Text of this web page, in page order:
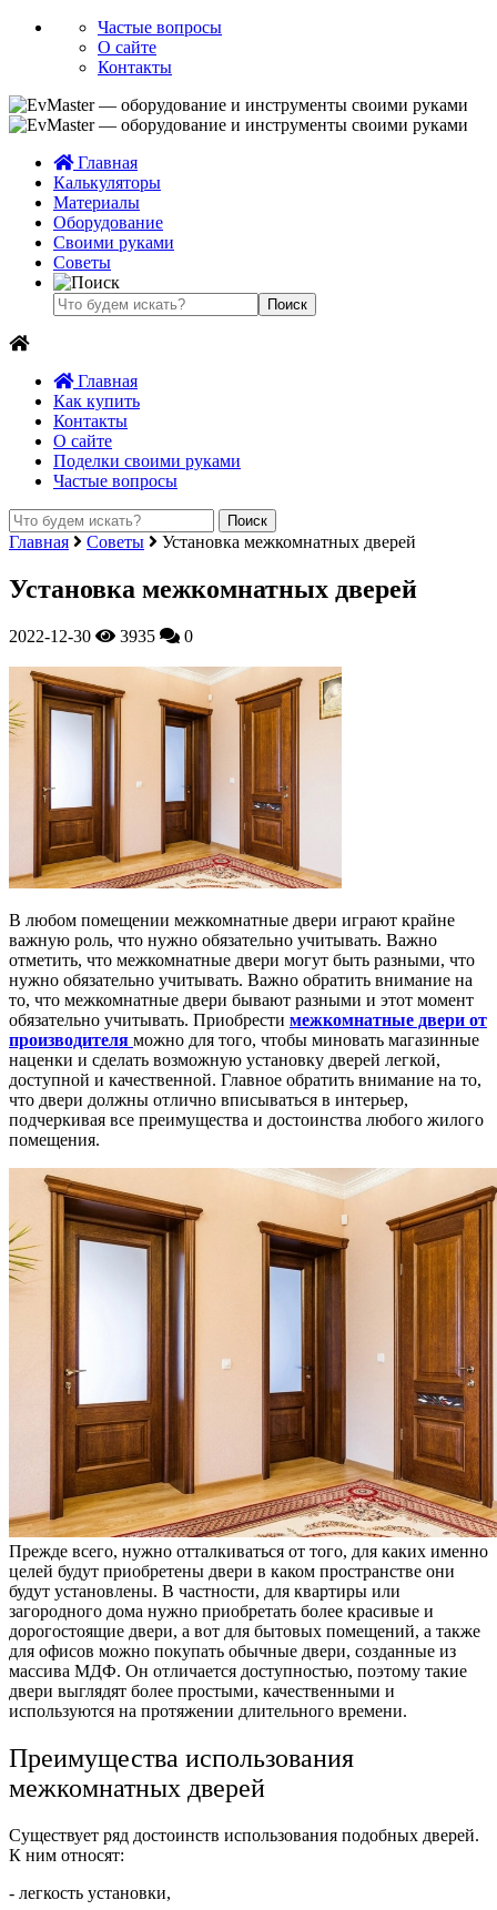
Частые вопросы
О сайте
Контакты
Главная
Калькуляторы
Материалы
Оборудование
Своими руками
Советы
Главная
Как купить
Контакты
О сайте
Поделки своими руками
Частые вопросы
Главная Советы Установка межкомнатных дверей
Установка межкомнатных дверей
2022-12-30 3935 0
В любом помещении межкомнатные двери играют крайне
важную роль, что нужно обязательно учитывать. Важно
отметить, что межкомнатные двери могут быть разными, что
нужно обязательно учитывать. Важно обратить внимание на
то, что межкомнатные двери бывают разными и этот момент
обязательно учитывать. Приобрести межкомнатные двери от
производителя можно для того, чтобы миновать магазинные
наценки и сделать возможную установку дверей легкой,
доступной и качественной. Главное обратить внимание на то,
что двери должны отлично вписываться в интерьер,
подчеркивая все преимущества и достоинства любого жилого
помещения.
Прежде всего, нужно отталкиваться от того, для каких именно
целей будут приобретены двери в каком пространстве они
будут установлены. В частности, для квартиры или
загородного дома нужно приобретать более красивые и
дорогостоящие двери, а вот для бытовых помещений, а также
для офисов можно покупать обычные двери, созданные из
массива МДФ. Он отличается доступностью, поэтому такие
двери выглядят более простыми, качественными и
используются на протяжении длительного времени.
Преимущества использования
межкомнатных дверей
Существует ряд достоинств использования подобных дверей.
К ним относят:
- легкость установки,